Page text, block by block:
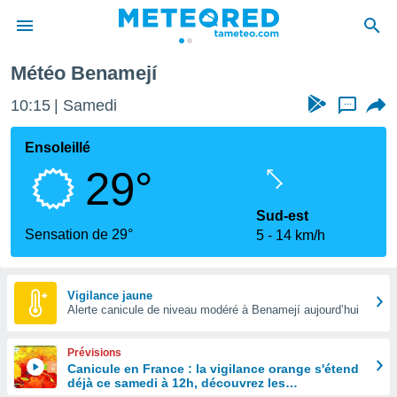
de
Météo Benamejí
10:15 Samedi ...
Ensoleillé
29°
Sensation de 29°
Sud-est
5
14 km/h
Vigilance jaune
Alerte canicule de niveau modéré à Benamejí aujourd’hui
Prévisions
Canicule en France : la vigilance orange s'étend
déjà ce samedi à 12h, découvrez les